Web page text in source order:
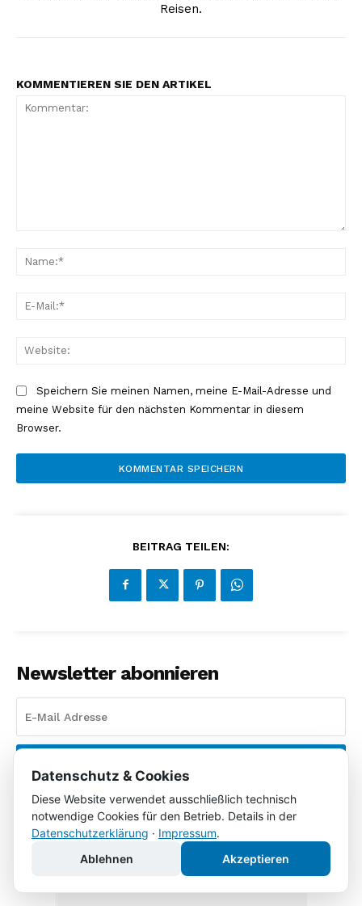
Reisen.
KOMMENTIEREN SIE DEN ARTIKEL
Speichern Sie meinen Namen, meine E-Mail-Adresse und
meine Website für den nächsten Kommentar in diesem
Browser.
BEITRAG TEILEN:
Newsletter abonnieren
Ich habe dieDatenschutzbestimmungen gelesen und
akzeptiere sie.
Datenschutz & Cookies
Diese Website verwendet ausschließlich technisch
notwendige Cookies für den Betrieb. Details in der
Datenschutzerklärung · Impressum.
Ablehnen
Akzeptieren